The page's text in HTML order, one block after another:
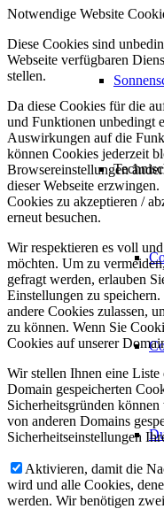
Notwendige Website
Diese Cookies sind
Webseite verfügbaren
stellen.
Da diese Cookies für die
und Funktionen unbedingt
Auswirkungen auf die
können Cookies jederzeit
Browsereinstellungen
dieser Webseite
Cookies zu akzeptieren /
erneut besuchen.
Wir respektieren es voll
möchten. Um zu
gefragt werden, erlauben
Einstellungen zu
andere Cookies zulassen,
zu können. Wenn Sie
Cookies auf unserer
Wir stellen Ihnen eine
Domain gespeicherten
Sicherheitsgründen
von anderen Domains
Sicherheitseinstellungen
Aktivieren, damit die
wird und alle Cookies,
werden. Wir benötigen